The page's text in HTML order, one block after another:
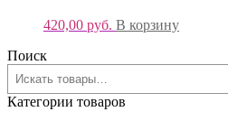
420,00 руб. В корзину
Поиск
Категории товаров